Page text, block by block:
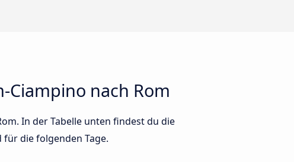
nach Rom
In der Tabelle unten findest du die
für die folgenden Tage.